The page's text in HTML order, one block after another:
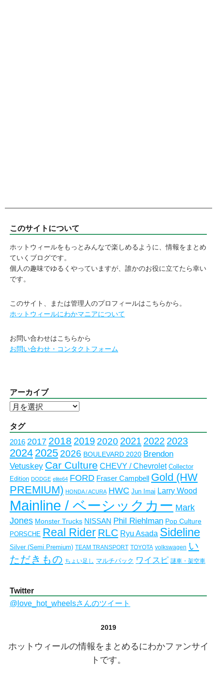
このサイトについて
ホットウィールをもっとみんなで楽しめるように、情報をまとめ
ていくブログです。
個人の趣味でゆるくやっていますが、誰かのお役に立てたら幸い
です。
このサイト、または管理人のプロフィールはこちらから。
ホットウィールにわかマニアについて
お問い合わせはこちらから
お問い合わせ・コンタクトフォーム
アーカイブ
ア
カ
ブ
タグ
2016 2017 2018 2019 2020 2021 2022 2023
2024 2025 2026 BOULEVARD 2020 Brendon
Vetuskey Car Culture CHEVY / Chevrolet Collector
Edition DODGE elite64 FORD Fraser Campbell
Gold (HW
PREMIUM) HONDA / ACURA HWC Jun Imai Larry Wood
Mainline / ベーシックカー Mark
Jones Monster Trucks NISSAN Phil Riehlman Pop Culture
PORSCHE Real Rider RLC Ryu Asada Sideline
Silver (Semi Premium) TEAM TRANSPORT TOYOTA volkswagen い
ただきもの ちょい足し マルチパック ワイスピ 謎車・架空車
Twitter
@love_hot_wheelsさんのツイート
2019
ホットウィールの情報をまとめるにわかファンサイ
トです。